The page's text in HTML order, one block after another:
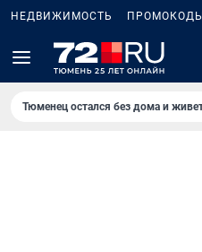
НЕДВИЖИМОСТЬ ПРОМОКОДЫ
Тюменец остался без дома и